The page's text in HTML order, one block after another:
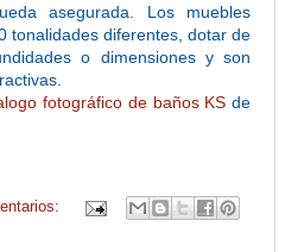
asegurada. Los muebles
tonalidades diferentes, dotar de
o dimensiones y son
fotográfico de baños KS de